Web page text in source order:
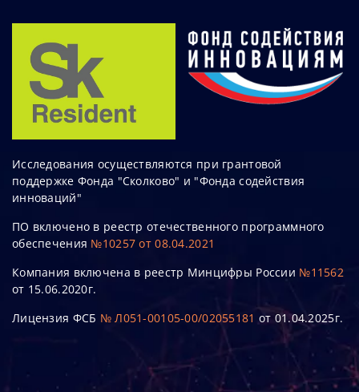
Исследования осуществляются при грантовой
поддержке Фонда "Сколково" и "Фонда содействия
инноваций"
ПО включено в реестр отечественного программного
обеспечения №10257 от 08.04.2021
Компания включена в реестр Минцифры России №11562
от 15.06.2020г.
Лицензия ФСБ № Л051-00105-00/02055181 от 01.04.2025г.